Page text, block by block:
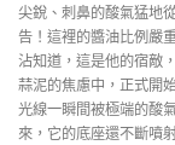
尖銳、刺鼻的酸氣猛地
告！這裡的醬油比例嚴
沾知道，這是他的宿敵
蒜泥的焦慮中，正式開
光線一瞬間被極端的酸
來，它的底座還不斷噴